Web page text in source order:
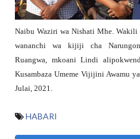
Naibu Waziri wa Nishati Mhe. Wakili
wananchi wa kijiji cha
Ruangwa, mkoani Lindi
Kusambaza Umeme Vijijini Awamu
Julai, 2021.
HABARI